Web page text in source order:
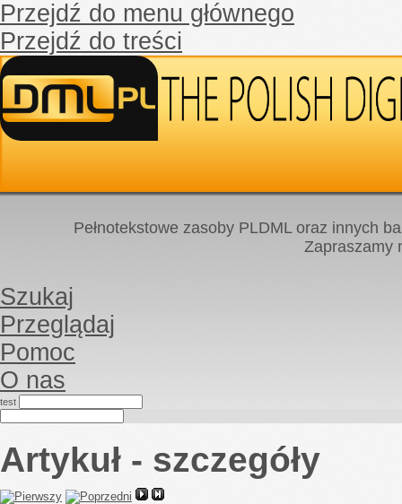
Przejdź do menu głównego
Przejdź do treści
Pełnotekstowe zasoby PLDML oraz innych
Zapraszamy
Szukaj
Przeglądaj
Pomoc
O nas
test
Artykuł - szczegóły